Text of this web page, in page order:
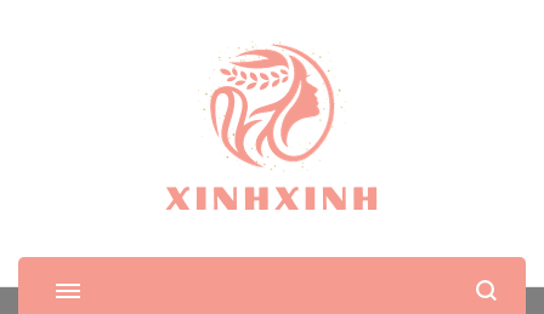
XinhXinh
Trang tin tức cho phái đẹp